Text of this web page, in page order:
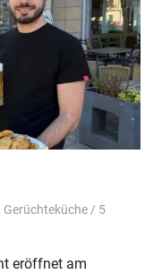
Gerüchteküche/ 5
eröffnet am